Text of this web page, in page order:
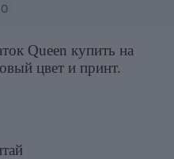
0
Queen купить на
цвет и принт.